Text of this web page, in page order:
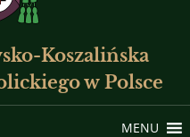
Koszalińska
w Polsce
MENU